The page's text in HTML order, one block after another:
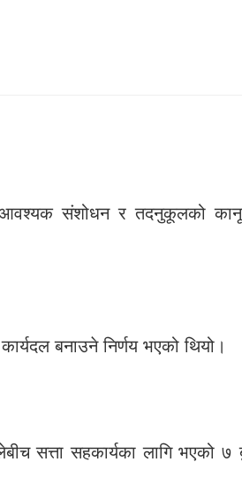
आवश्यक संशोधन र तदनुकूलको
बनाउने निर्णय भएको थियो।
सत्ता सहकार्यका लागि भएको ७